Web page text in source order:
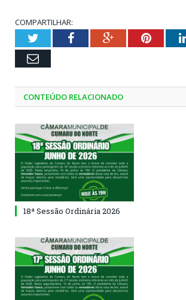
COMPARTILHAR:
TwitterFacebookGoogle+
Email
CONTEÚDO RELACIONADO
18ª Sessão Ordinária 2026